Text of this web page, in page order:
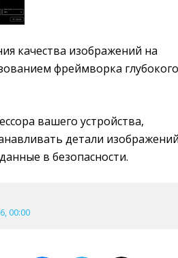
качества изображений на
фреймворка глубокого
вашего устройства,
детали
в безопасности.
00:00